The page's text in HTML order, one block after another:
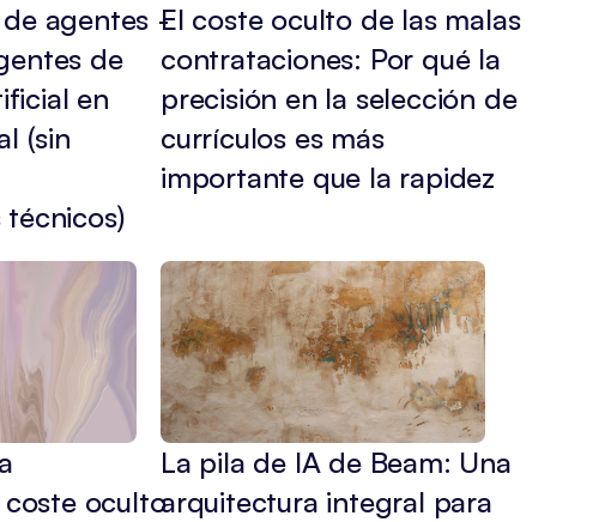
agentes -
de
en
(sin
El coste oculto de las malas
contrataciones: Por qué la
precisión en la selección de
currículos es más
importante que la rapidez
oculto
La pila de IA de Beam: Una
arquitectura integral para